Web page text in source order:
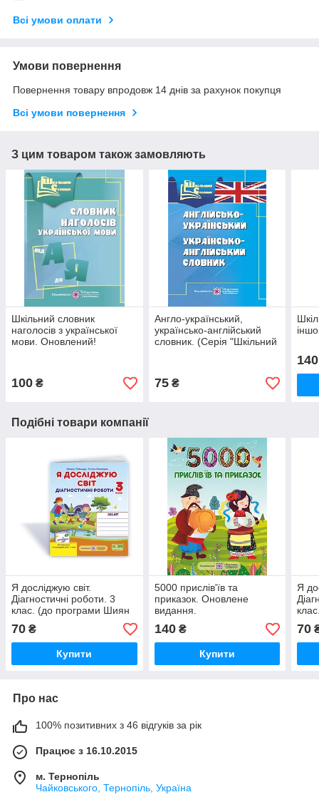
Всі умови оплати
Умови повернення
Повернення товару впродовж 14 днів за рахунок покупця
Всі умови повернення
З цим товаром також замовляють
Шкільний словник
наголосів з української
мови. Оновлений!
100 ₴
Англо-український,
українсько-англійський
словник. (Серія "Шкільний
75₴
140
Подібні товари компанії
Я досліджую світ.
Діагностичні роботи. 3
клас. (до програми Шиян
Волощенко О. В.). НУШ.
70 ₴
Купити
5000 прислів'їв та
приказок. Оновлене
видання.
140₴
Купити
Я
70
Про нас
100% позитивних з 46 відгуків за рік
Працює з 16.10.2015
м. Тернопіль
Чайковського, Тернопіль, Україна